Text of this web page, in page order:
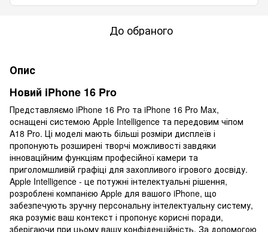
До обраного
Опис
Новий iPhone 16 Pro
Представляємо iPhone 16 Pro та iPhone 16 Pro Max,
оснащені системою Apple Intelligence та передовим чіпом
A18 Pro. Ці моделі мають більші розміри дисплеїв і
пропонують розширені творчі можливості завдяки
інноваційним функціям професійної камери та
приголомшливій графіці для захопливого ігрового досвіду.
Apple Intelligence - це потужні інтелектуальні рішення,
розроблені компанією Apple для вашого iPhone, що
забезпечують зручну персональну інтелектуальну систему,
яка розуміє ваш контекст і пропонує корисні поради,
зберігаючи при цьому вашу конфіденційність. За допомогою